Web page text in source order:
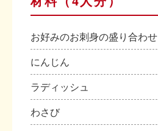
お好みのお刺身の盛り合わせ
にんじん
ラディッシュ
わさび